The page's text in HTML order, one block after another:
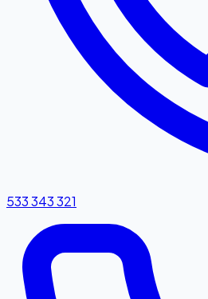
533 343 321